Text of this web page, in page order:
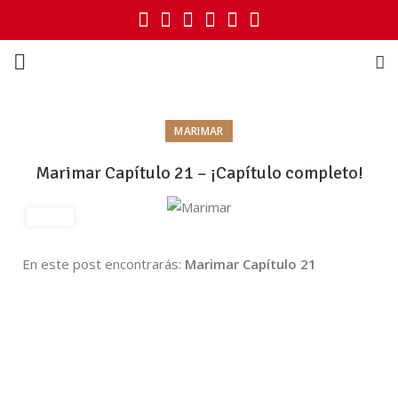
MARIMAR
Marimar Capítulo 21 – ¡Capítulo completo!
En este post encontrarás: Marimar Capítulo 21